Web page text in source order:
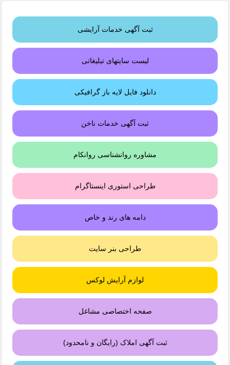
ثبت آگهی خدمات آرایشی
لیست سایتهای تبلیغاتی
دانلود فایل لایه باز گرافیکی
ثبت آگهی خدمات ناخن
مشاوره روانشناسی روانکام
طراحی استوری اینستاگرام
دامه های رند و خاص
طراحی بنر سایت
لوازم آرایش لوکس
صفحه اختصاصی مشاغل
ثبت آگهی املاک (رایگان و نامحدود)